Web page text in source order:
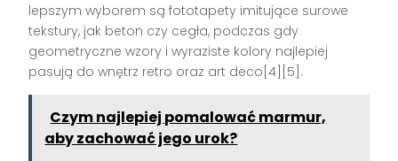
lepszym wyborem są fototapety imitujące surowe
tekstury, jak beton czy cegła, podczas gdy
geometryczne wzory i wyraziste kolory najlepiej
pasują do wnętrz retro oraz art deco[4][5].
Czym najlepiej pomalować marmur,
aby zachować jego urok?